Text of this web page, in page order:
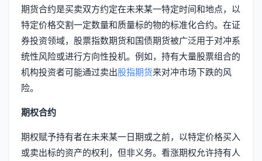
期货合约是买卖双方约定在未来某一特定时间和地点，以
特定价格交割一定数量和质量标的物的标准化合约。在证
券投资领域，股票指数期货和国债期货被广泛用于对冲系
统性风险或进行方向性投机。例如，持有大量股票组合的
机构投资者可能通过卖出股指期货来对冲市场下跌的风
险。
期权合约
期权赋予持有者在未来某一日期或之前，以特定价格买入
或卖出标的资产的权利，但非义务。看涨期权允许持有人